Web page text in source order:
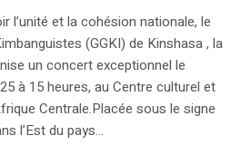
l’unité et la cohésion nationale, le
(GGKI) de Kinshasa , la
un concert exceptionnel le
à 15 heures, au Centre culturel et
Centrale.Placée sous le signe
l’Est du pays...